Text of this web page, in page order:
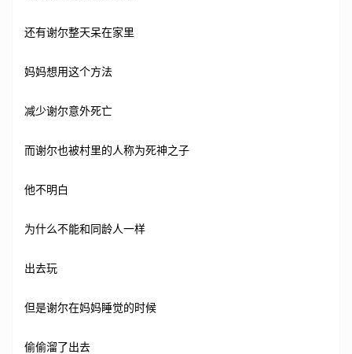
还有谢尔整天呆在家里
妈妈想用这个方法
减少谢尔意外死亡
而谢尔也被村里的人称为死神之子
他不明白
为什么不能和同龄人一样
出去玩
但是谢尔在妈妈睡觉的时候
偷偷溜了出去